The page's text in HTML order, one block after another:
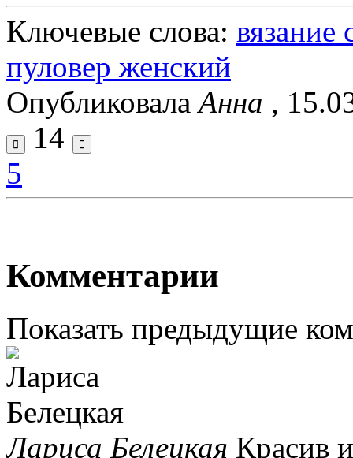
Ключевые слова: вязание
пуловер женский
ОпубликовалаАнна ,
14
5
Комментарии
Показать предыдущие
Лариса Белецкая Красив